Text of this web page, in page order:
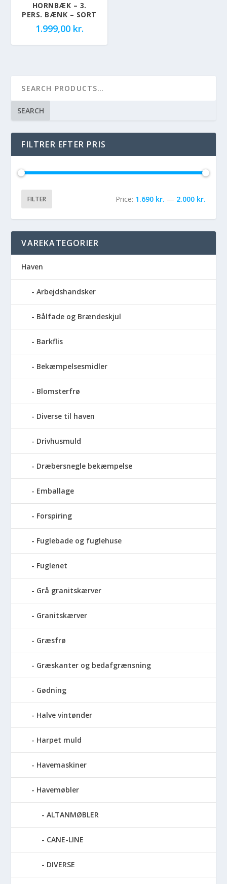
HORNBÆK – 3.
PERS. BÆNK – SORT
1.999,00 kr.
SEARCH
FILTRER EFTER PRIS
FILTER Price: 1.690 kr. — 2.000 kr.
VAREKATEGORIER
Haven
Arbejdshandsker
Bålfade og Brændeskjul
Barkflis
Bekæmpelsesmidler
Blomsterfrø
Diverse til haven
Drivhusmuld
Dræbersnegle bekæmpelse
Emballage
Forspiring
Fuglebade og fuglehuse
Fuglenet
Grå granitskærver
Granitskærver
Græsfrø
Græskanter og bedafgrænsning
Gødning
Halve vintønder
Harpet muld
Havemaskiner
Havemøbler
ALTANMØBLER
CANE-LINE
DIVERSE